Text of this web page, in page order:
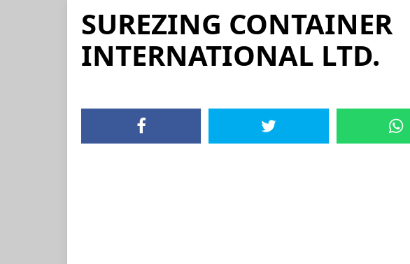
SUREZING CONTAINER
INTERNATIONAL LTD.